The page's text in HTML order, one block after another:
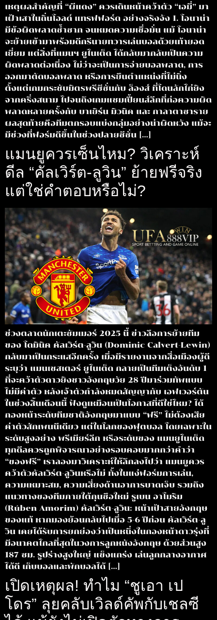
เหตุผลสำคัญที่ “ผีแดง” ควรเดินหน้าคว้าตัว “เอมี่” มา
เฝ้าเสาในถิ่นโอลด์ แทรฟฟอร์ด อย่างจริงจัง 1. โอนาน่า
มีข้อผิดพลาดซ้ำซาก จนหมดความเชื่อมั่น แม้ โอนาน่า
จะย้ายเข้ามาพร้อมดีกรีนายทวารเล่นบอลด้วยเท้ายอด
เยี่ยม แต่สิ่งที่แมนฯ ยูไนเต็ด ได้กลับมากลับเป็นความ
ผิดพลาดต่อเนื่อง ไม่ว่าจะเป็นการจ่ายบอลพลาด, การ
ออกมาตัดบอลพลาด หรือการยืนตำแหน่งที่ไม่นิ่ง
ตั้งแต่เกมกระชับมิตรพรีซีซั่นกับ ล็องส์ ที่โดนลักไก่ยิง
จากครึ่งสนาม ไปจนถึงเกมแชมเปี้ยนส์ลีกที่ก่อความผิด
พลาดหลายครั้งกับ บาเยิร์น มิวนิค และ กาลาตาซาราย
ผลสุดท้ายคือทีมตกรอบแบ่งกลุ่มอย่างน่าผิดหวัง แม้จะ
มีช่วงที่ฟอร์มดีขึ้นในช่วงปลายซีซั่น […]
แมนยูควรเซ็นไหม? วิเคราะห์
ดีล “คัลเวิร์ต-ลูวิน” ย้ายฟรีจริง
แต่ใช่คำตอบหรือไม่?
ช่วงตลาดนักเตะซัมเมอร์ 2025 นี้ ข่าวลือการย้ายทีม
ของ โดมินิค คัลเวิร์ต-ลูวิน (Dominic Calvert-Lewin)
กลับมาเป็นกระแสอีกครั้ง เมื่อมีรายงานจากสื่อเมืองผู้ดี
ระบุว่า แมนเชสเตอร์ ยูไนเต็ด กลายเป็นทีมเต็งอันดับ 1
ที่จะคว้าตัวดาวยิงชาวอังกฤษวัย 28 ปีมาร่วมทัพแบบ
ไม่มีค่าตัว หลังเจ้าตัวกำลังหมดสัญญากับ เอฟเวอร์ตัน
ในช่วงสิ้นเดือนนี้ ฟังดูเหมือนเป็นโอกาสที่ดีใช่ไหม? ได้
กองหน้าระดับทีมชาติอังกฤษมาแบบ “ฟรี” ไม่ต้องเสีย
ค่าตัวสักเพนนีเดียว แต่ในโลกของฟุตบอล โดยเฉพาะใน
ระดับสูงอย่าง พรีเมียร์ลีก หรือระดับของ แมนยูไนเต็ด
ทุกดีลควรถูกพิจารณาอย่างรอบคอบมากกว่าคำว่า
“ของฟรี” เราลองมาวิเคราะห์ให้ลึกลงไปว่า แมนยูควร
คว้าตัวคัลเวิร์ต-ลูวินหรือไม่ ทั้งในแง่ฟอร์มการเล่น,
ความเหมาะสม, ความเสี่ยงด้านอาการบาดเจ็บ รวมถึง
แนวทางของทีมภายใต้กุนซือใหม่ รูเบน อาโมริม
(Rúben Amorim) คัลเวิร์ต-ลูวิน: หน้าเป้าสายอังกฤษ
ของแท้ หากมองย้อนกลับไปเมื่อ 5-6 ปีก่อน คัลเวิร์ต-ลู
วิน เคยได้รับการยกย่องว่าเป็นหนึ่งในกองหน้าดาวรุ่งที่
มีอนาคตไกลที่สุดในวงการลูกหนังอังกฤษ ด้วยส่วนสูง
187 ซม. รูปร่างสูงใหญ่ แข็งแกร่ง เล่นลูกกลางอากาศ
ได้ดี เก็บบอลและพักบอลได้ […]
เปิดเหตุผล! ทำไม “ชูเอา เป
โดร” ลุยคลับเวิลด์คัพกับเชลซี